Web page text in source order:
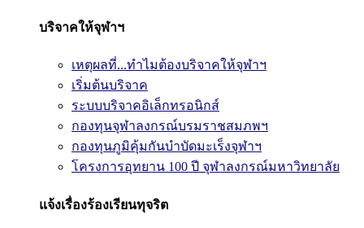
บริจาคให้จุฬาฯ
เหตุผลที่...ทำไมต้องบริจาคให้จุฬาฯ
เริ่มต้นบริจาค
ระบบบริจาคอิเล็กทรอนิกส์
กองทุนจุฬาลงกรณ์บรมราชสมภพฯ
กองทุนภูมิคุ้มกันบำบัดมะเร็งจุฬาฯ
โครงการอุทยาน 100 ปี จุฬาลงกรณ์มหาวิทยาลัย
แจ้งเรื่องร้องเรียนทุจริต